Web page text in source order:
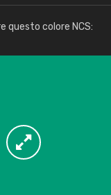
questo colore NCS: